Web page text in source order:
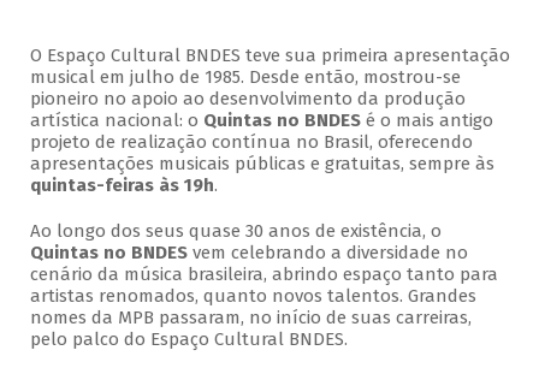
O Espaço Cultural BNDES teve sua primeira apresentação
musical em julho de 1985. Desde então, mostrou-se
pioneiro no apoio ao desenvolvimento da produção
artística nacional: o Quintas no BNDESé o mais antigo
projeto de realização contínua no Brasil, oferecendo
apresentações musicais públicas e gratuitas, sempre às
quintas-feiras às 19h.
Ao longo dos seus quase 30 anos de existência, o
Quintas no BNDESvem celebrando a diversidade no
cenário da música brasileira, abrindo espaço tanto para
artistas renomados, quanto novos talentos. Grandes
nomes da MPB passaram, no início de suas carreiras,
pelo palco do Espaço Cultural BNDES.